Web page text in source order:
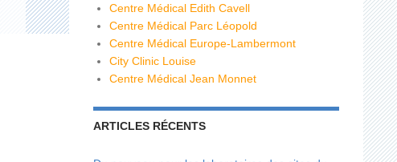
Centre Médical Edith Cavell
Centre Médical Parc Léopold
Centre Médical Europe-Lambermont
City Clinic Louise
Centre Médical Jean Monnet
ARTICLES RÉCENTS